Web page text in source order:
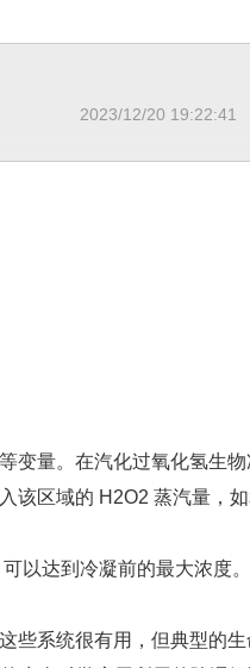
2023/12/20 19:22:41
变量。在汽化过氧化氢生物
该区域的 H2O2 蒸汽量，如
以达到冷凝前的最大浓度
些系统很有用，但典型的生